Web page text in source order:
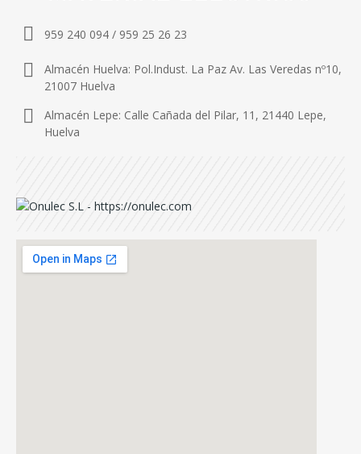
959 240 094 / 959 25 26 23
Almacén Huelva: Pol.Indust. La Paz Av. Las Veredas nº10,
21007 Huelva
Almacén Lepe: Calle Cañada del Pilar, 11, 21440 Lepe,
Huelva